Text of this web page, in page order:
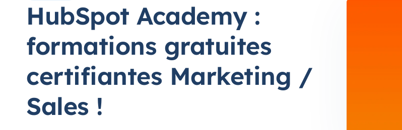
HubSpot Academy :
formations gratuites
certifiantes Marketing /
Sales !